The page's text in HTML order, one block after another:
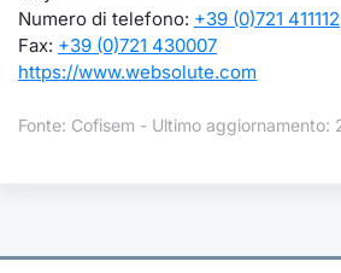
Numero di telefono: +39 (0)721 411112
Fax: +39 (0)721 430007
https://www.websolute.com
Fonte: Cofisem - Ultimo